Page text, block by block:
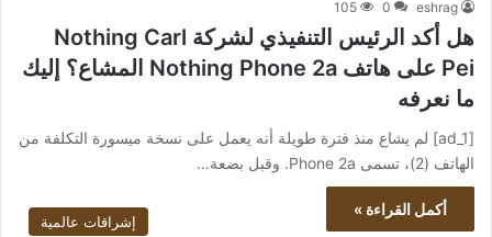
eshrag
0
105
هل أكد الرئيس التنفيذي لشركة Nothing Carl
Pei على هاتف Nothing Phone 2a المشاع؟ إليك
ما نعرفه
[ad_1] لم يشاع منذ فترة طويلة أنه يعمل على نسخة ميسورة التكلفة من
الهاتف (2)، تسمى Phone 2a. وقبل بضعة…
أكمل القراءة »
إشراقات عالمية